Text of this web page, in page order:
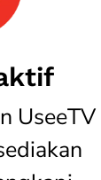
UseeTV